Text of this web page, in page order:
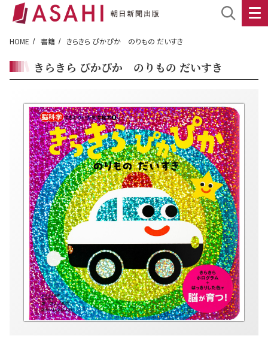
HOME 書籍 きらきら ぴかぴか のりもの だいすき
きらきら ぴかぴか のりもの だいすき